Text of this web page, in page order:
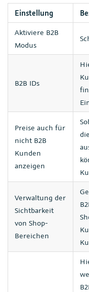
Einstellung
Aktiviere B2B
Modus
B2B IDs
Preise auch für
nicht B2B
Kunden
anzeigen
Verwaltung der
Sichtbarkeit
von Shop-
Bereichen